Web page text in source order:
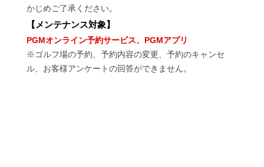
かじめご了承ください。
【メンテナンス対象】
PGMオンライン予約サービス、PGMアプリ
※ゴルフ場の予約、予約内容の変更、予約のキャンセ
ル、お客様アンケートの回答ができません。